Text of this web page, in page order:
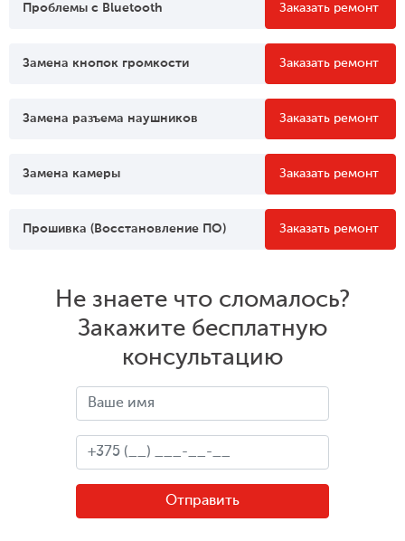
Проблемы c Bluetooth Заказать ремонт
Замена кнопок громкости Заказать ремонт
Замена разъема наушников Заказать ремонт
Замена камеры Заказать ремонт
Прошивка (Восстановление ПО) Заказать ремонт
Не знаете что сломалось?
Закажите бесплатную
консультацию